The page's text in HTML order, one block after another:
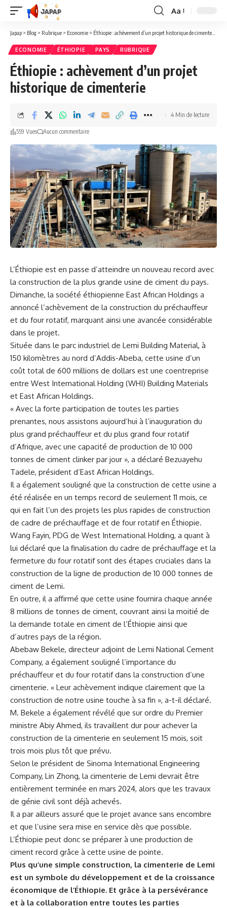
Redimensionner
la
Aa
Japap > Blog > Rubrique > Economie > Éthiopie : achèvement d’un projet historique de cimenterie
ECONOMIE ÉTHIOPIE PAYS RUBRIQUE
Éthiopie : achèvement d’un projet
historique de cimenterie
559 Vues Aucun commentaire
4 Min de lecture
L’Éthiopie est en passe d’atteindre⁤ un‍ nouveau⁤ record avec
la construction de la plus‌ grande usine de ciment du pays.
Dimanche, la société éthiopienne East African Holdings a
annoncé l’achèvement de la construction du préchauffeur
et du four rotatif, marquant ainsi une avancée considérable
dans le projet.
Située dans le parc ⁣industriel de⁤ Lemi Building⁤ Material, à
150 kilomètres au nord ‌d’Addis-Abeba, ‌cette usine d’un
coût total de 600 millions de‌ dollars est une coentreprise
entre West International Holding (WHI) ​Building Materials
et East African Holdings.
« Avec la forte⁤ participation de toutes ⁣les ⁤parties
prenantes, nous⁢ assistons aujourd’hui à l’inauguration ‌du
plus ⁤grand préchauffeur ⁤et du plus grand four rotatif
d’Afrique, avec une capacité de⁢ production de 10⁢ 000
tonnes de ciment clinker par jour », a déclaré Bezuayehu
Tadele, président d’East African ‌Holdings.
Il a ⁢également souligné que la construction de cette ​usine a
été ⁤réalisée en un temps record⁣ de ‍seulement 11 mois, ce
qui en fait l’un ‍des projets les plus rapides de construction⁣
de ⁢cadre de préchauffage et de four​ rotatif en ⁣Éthiopie.
Wang Fayin, ‌PDG de West International Holding, a quant à
lui ​déclaré que la ‌finalisation du cadre de préchauffage ‌et la
fermeture⁤ du four ‌rotatif sont des étapes ‍cruciales dans​ la
construction de la ligne de production de 10 000 tonnes de
ciment de Lemi.
En outre,‍ il a affirmé que cette usine‍ fournira chaque année
‍8 millions de tonnes de ciment, couvrant ainsi la moitié de
‍la demande totale en ciment de l’Éthiopie ⁢ainsi⁣ que
d’autres pays de la région.
Abebaw Bekele, directeur adjoint de Lemi National Cement
Company,‌ a également souligné⁢ l’importance du
préchauffeur et du‍ four rotatif dans la construction d’une⁤
cimenterie.⁣ « Leur achèvement indique clairement que la
construction ⁤de‍ notre usine touche à sa fin », a-t-il déclaré.
M. Bekele a également révélé⁣ que sur ordre‌ du Premier
ministre⁣ Abiy⁢ Ahmed, ils travaillent dur ‍pour achever la
construction de la cimenterie en seulement‍ 15 ‍mois, soit
trois mois plus tôt ⁤que​ prévu.
Selon le président de Sinoma International Engineering
Company, ⁢Lin‌ Zhong, la cimenterie de Lemi devrait être
entièrement ⁣terminée en mars 2024, alors ⁤que les ⁣travaux
⁢de génie civil sont déjà achevés.
Il a par ailleurs assuré que le projet avance sans encombre
et que l’usine ‍sera mise en service dès que possible.
L’Éthiopie peut donc se ⁣préparer à une production ⁢de
⁤ciment record grâce à cette usine de pointe.
Plus qu’une simple construction, la⁤ cimenterie de Lemi
est un symbole du‌ développement et de la croissance
économique de l’Éthiopie. Et grâce à la persévérance
⁤et à la ⁢collaboration entre ‌toutes les parties